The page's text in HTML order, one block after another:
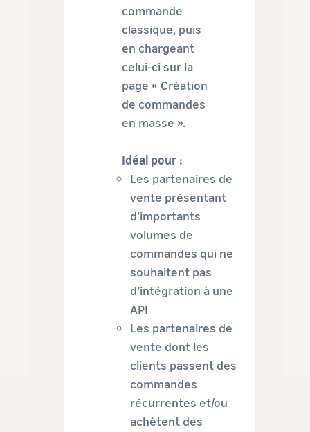
commande
classique, puis
en chargeant
celui-ci sur la
page « Création
de commandes
en masse ».
Idéal pour :
Les partenaires de
vente présentant
d’importants
volumes de
commandes qui ne
souhaitent pas
d’intégration à une
API
Les partenaires de
vente dont les
clients passent des
commandes
récurrentes et/ou
achètent des